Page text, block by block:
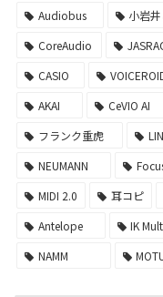
Audiobus
小岩
CoreAudio
CASIO
AKAI
CeVIO AI
フランク重虎
NEUMANN
MIDI 2.0
耳コピ
Antelope
IK
NAMM